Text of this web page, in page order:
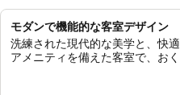
モダンで機能的な客室デザイン
洗練された現代的な美学と、快
アメニティを備えた客室で、おく